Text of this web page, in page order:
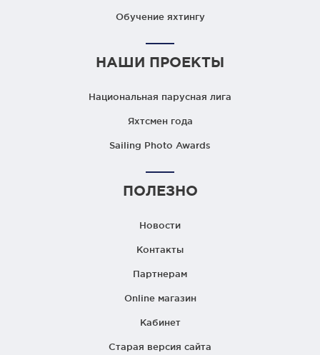
Обучение яхтингу
НАШИ ПРОЕКТЫ
Национальная парусная лига
Яхтсмен года
Sailing Photo Awards
ПОЛЕЗНО
Новости
Контакты
Партнерам
Online магазин
Кабинет
Старая версия сайта